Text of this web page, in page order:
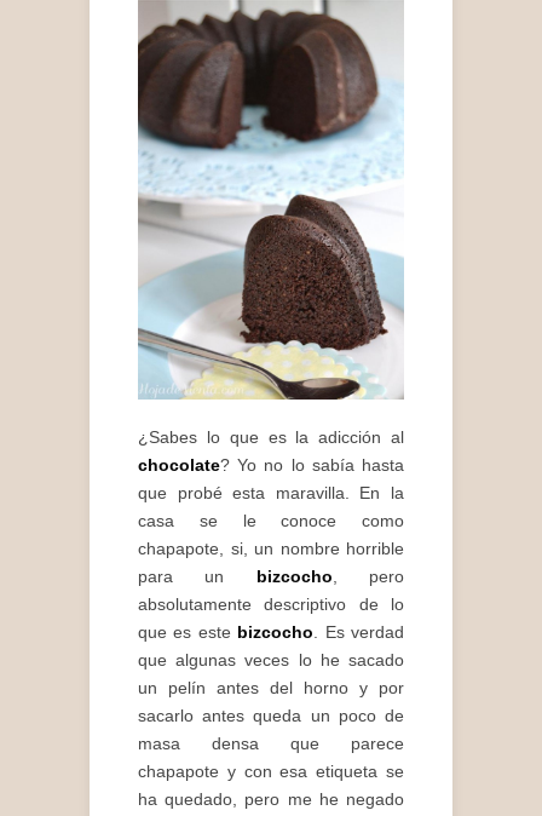
¿Sabes lo que es la adicción al
chocolate? Yo no lo sabía hasta
que probé esta maravilla. En la
casa se le conoce como
chapapote, si, un nombre horrible
para un bizcocho , pero
absolutamente descriptivo de lo
que es este bizcocho . Es verdad
que algunas veces lo he sacado
un pelín antes del horno y por
sacarlo antes queda un poco de
masa densa que parece
chapapote y con esa etiqueta se
ha quedado, pero me he negado